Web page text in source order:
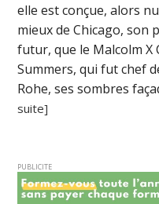
elle est conçue, alors
mieux de Chicago, son
futur, que le Malcolm X
Summers, qui fut chef
Rohe, ses sombres
suite]
PUBLICITE